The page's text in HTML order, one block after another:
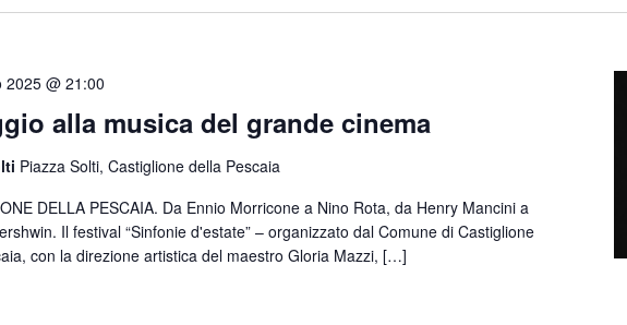
alla musica del grande cinema
2025 @ 21:00
Piazza Solti, Castiglione della Pescaia
DELLA PESCAIA. Da Ennio Morricone a Nino Rota, da Henry Mancini a
Il festival “Sinfonie d'estate” – organizzato dal Comune di Castiglione
con la direzione artistica del maestro Gloria Mazzi, […]